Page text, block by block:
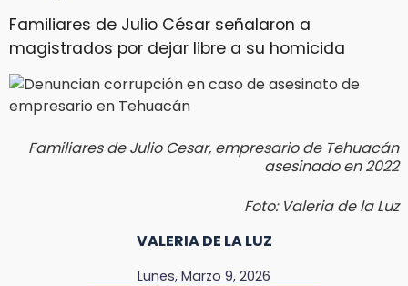
Familiares de Julio César señalaron a
magistrados por dejar libre a su homicida
Familiares de Julio Cesar, empresario de Tehuacán
asesinado en 2022
Foto: Valeria de la Luz
VALERIA DE LA LUZ
Lunes, Marzo 9, 2026